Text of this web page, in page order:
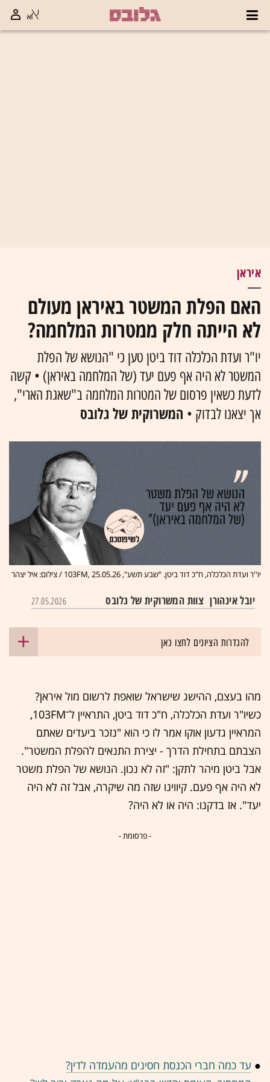
איראן
האם הפלת המשטר באיראן מעולם
לא הייתה חלק ממטרות המלחמה?
יו"ר ועדת הכלכלה דוד ביטן טען כי "הנושא של הפלת
המשטר לא היה אף פעם יעד (של המלחמה באיראן) • קשה
לדעת כשאין פרסום של המטרות המלחמה ב"שאגת הארי",
אך יצאנו לבדוק • המשרוקית של גלובס
יו''ר ועדת הכלכלה, ח"כ דוד ביטן. "שבע תשע", 103FM, 25.05.26 / צילום: איל יצהר
יובל אינהורן צוות המשרוקית של גלובס 27.05.2026
להגדרות הציונים לחצו כאן
מהו בעצם, ההישג שישראל שואפת לרשום מול איראן?
כשיו"ר ועדת הכלכלה, ח"כ דוד ביטן, התראיין ל־103FM,
המראיין גדעון אוקו אמר לו כי הוא "נזכר ביעדים שאתם
הצבתם בתחילת הדרך - יצירת התנאים להפלת המשטר".
אבל ביטן מיהר לתקן: "זה לא נכון. הנושא של הפלת משטר
לא היה אף פעם. קיווינו שזה מה שיקרה, אבל זה לא היה
יעד". אז בדקנו: היה או לא היה?
- פרסומת -
● עד כמה חברי הכנסת חסינים מהעמדה לדין?